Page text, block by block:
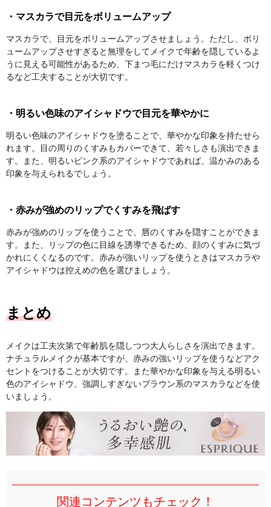
・マスカラで目元をボリュームアップ
マスカラで、目元をボリュームアップさせましょう。ただし、ボリ
ュームアップさせすぎると無理をしてメイクで年齢を隠しているよ
うに見える可能性があるため、下まつ毛にだけマスカラを軽くつけ
るなど工夫することが大切です。
・明るい色味のアイシャドウで目元を華やかに
明るい色味のアイシャドウを塗ることで、華やかな印象を持たせら
れます。目の周りのくすみもカバーできて、若々しさも演出できま
す。また、明るいピンク系のアイシャドウであれば、温かみのある
印象を与えられるでしょう。
・赤みが強めのリップでくすみを飛ばす
赤みが強めのリップを使うことで、唇のくすみを隠すことができま
す。また、リップの色に目線を誘導できるため、顔のくすみに気づ
かれにくくなるのです。赤みが強いリップを使うときはマスカラや
アイシャドウは控えめの色を選びましょう。
まとめ
メイクは工夫次第で年齢肌を隠しつつ大人らしさを演出できます。
ナチュラルメイクが基本ですが、赤みの強いリップを使うなどアク
セントをつけることが大切です。また華やかな印象を与える明るい
色のアイシャドウ、強調しすぎないブラウン系のマスカラなどを使
いましょう。
関連コンテンツもチェック！